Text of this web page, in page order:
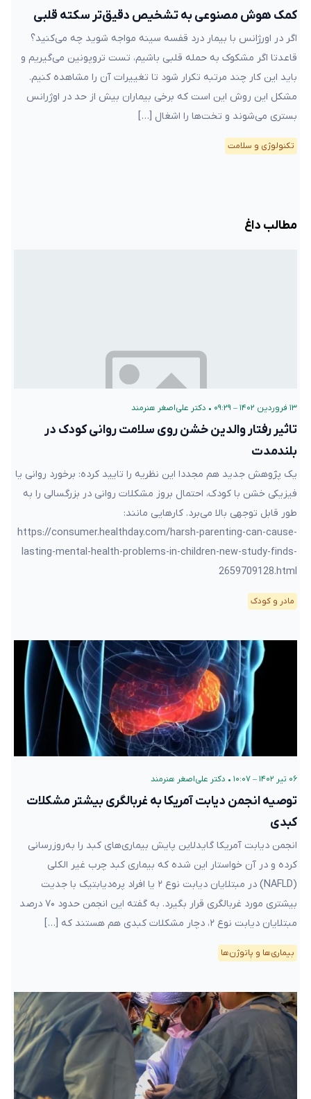
کمک هوش مصنوعی به تشخیص دقیق‌تر سکته قلبی
اگر در اورژانس با بیمار درد قفسه سینه مواجه شوید چه می‌کنید؟
قاعدتا اگر مشکوک به حمله قلبی باشیم، تست تروپونین می‌گیریم و
باید این کار چند مرتبه تکرار شود تا تغییرات آن را مشاهده کنیم.
مشکل این روش این است که برخی بیماران بیش از حد در اوژرانس
بستری می‌شوند و تخت‌ها را اشغال […]
تکنولوژی و سلامت
مطالب داغ
۱۳ فروردین ۱۴۰۲ – ۰۹:۲۹ • دکتر علی‌اصغر هنرمند
تاثیر رفتار والدین خشن روی سلامت روانی کودک در
بلند‌مدت
یک پژوهش جدید هم مجددا این نظریه را تایید کرده: برخورد روانی یا
فیزیکی خشن با کودک، احتمال بروز مشکلات روانی در بزرگسالی را به
طور قابل توجهی بالا می‌برد. کارهایی مانند:
https://consumer.healthday.com/harsh-parenting-can-cause-
lasting-mental-health-problems-in-children-new-study-finds-
2659709128.html
مادر و کودک
۰۶ تیر ۱۴۰۲ – ۱۰:۰۷ • دکتر علی‌اصغر هنرمند
توصیه انجمن دیابت آمریکا به غربالگری بیشتر مشکلات
کبدی
انجمن دیابت آمریکا گایدلاین پایش بیماری‌های کبد را به‌روز‌رسانی
کرده و در آن خواستار این شده که بیماری کبد چرب غیر الکلی
(NAFLD) در مبتلایان دیابت نوع ۲ یا افراد پره‌دیابتیک با جدیت
بیشتری مورد غربالگری قرار بگیرد. به گفته این انجمن حدود ۷۰ درصد
مبتلایان دیابت نوع ۲، دچار مشکلات کبدی هم هستند که […]
بیماری‌ها و پاتوژن‌ها